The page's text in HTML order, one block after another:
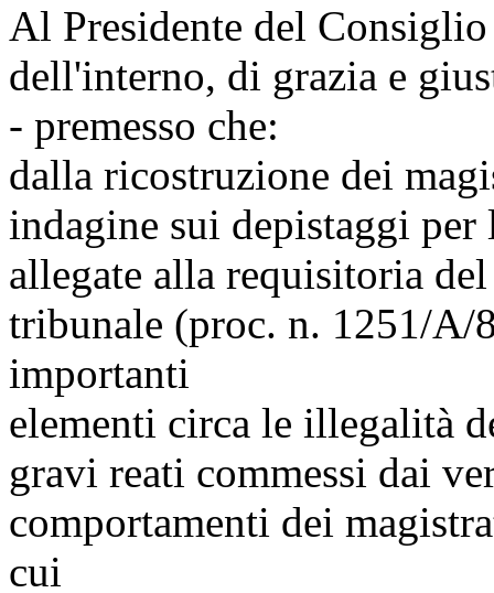
Al Presidente del
dell'interno, di grazia e
- premesso che:
dalla ricostruzione dei
indagine sui depistaggi
allegate alla requisitoria
tribunale (proc. n. 1251/A/
importanti
elementi circa le illegalità
gravi reati commessi dai
comportamenti dei
cui